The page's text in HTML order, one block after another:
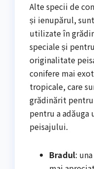
Alte specii de
și ienupărul,
utilizate în
speciale și
originalitate
conifere mai
tropicale, care
grădinărit pentru
pentru a adăuga
peisajului.
Bradul: